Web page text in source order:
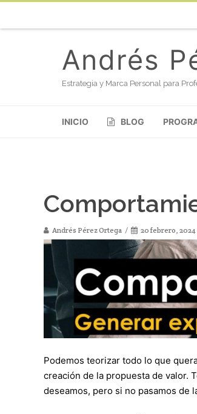
Andrés
Estrategia y Marca Personal para
INICIO BLOG
Andrés Pérez Ortega 20 febrero, 2024
Podemos teorizar todo lo que
creación de la propuesta de valor.
deseamos, pero si no pasamos de